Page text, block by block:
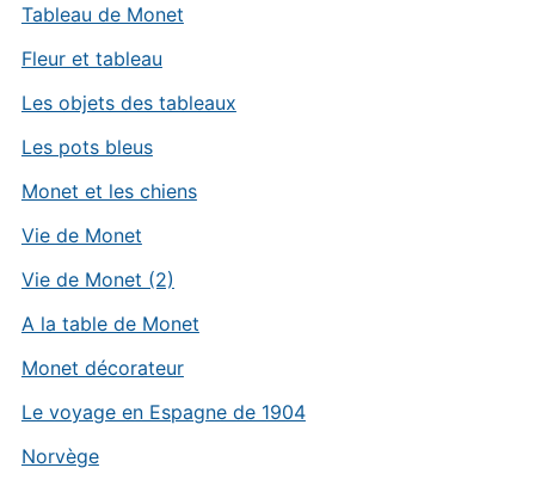
Tableau de Monet
Fleur et tableau
Les objets des tableaux
Les pots bleus
Monet et les chiens
Vie de Monet
Vie de Monet (2)
A la table de Monet
Monet décorateur
Le voyage en Espagne de 1904
Norvège